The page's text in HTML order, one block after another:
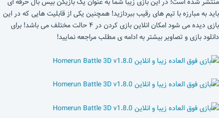
باید به مبارزه با تیم های رقیب ببردازید! همچنین یکی از قابلیت هایی که در این
بازی دیده می شود امکان انلاین بازی کردن در ۴ حالت مختلف می باشد! برای
دانلود بازی و تصاویر بیشتر به ادامه ی مطلب مراجعه نمایید!